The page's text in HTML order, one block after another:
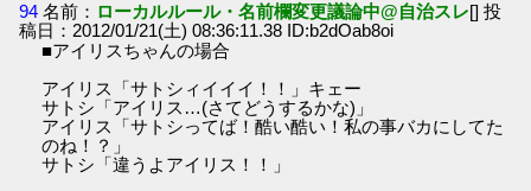
94 名前： ローカルルール・名前欄変更議論中@自治スレ[] 投
稿日：2012/01/21(土) 08:36:11.38 ID:b2dOab8oi
■アイリスちゃんの場合
アイリス「サトシィイイイ！！」キェー
サトシ「アイリス…(さてどうするかな)」
アイリス「サトシってば！酷い酷い！私の事バカにしてた
のね！？」
サトシ「違うよアイリス！！」